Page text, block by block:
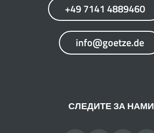
+49 7141 4889460
info@goetze.de
СЛЕДИТЕ ЗА НАМИ